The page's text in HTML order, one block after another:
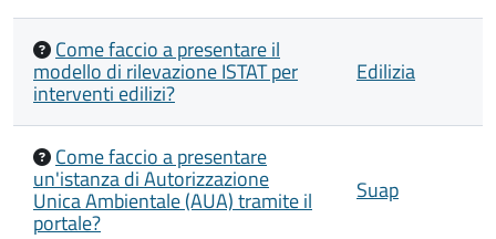
Come faccio a presentare il
modello di rilevazione ISTAT per
interventi edilizi?
Edilizia
Come faccio a presentare
un'istanza di Autorizzazione
Unica Ambientale (AUA) tramite il
portale?
Suap